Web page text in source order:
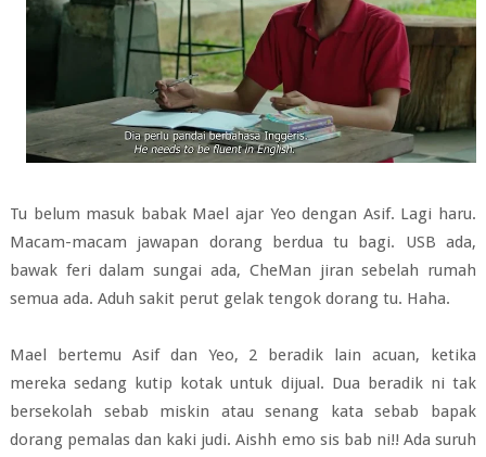
Tu belum masuk babak Mael ajar Yeo dengan Asif. Lagi haru.
Macam-macam jawapan dorang berdua tu bagi. USB ada,
bawak feri dalam sungai ada, CheMan jiran sebelah rumah
semua ada. Aduh sakit perut gelak tengok dorang tu. Haha.
Mael bertemu Asif dan Yeo, 2 beradik lain acuan, ketika
mereka sedang kutip kotak untuk dijual. Dua beradik ni tak
bersekolah sebab miskin atau senang kata sebab bapak
dorang pemalas dan kaki judi. Aishh emo sis bab ni!! Ada suruh